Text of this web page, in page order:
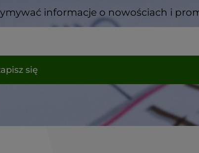
informacje o nowościach i
się